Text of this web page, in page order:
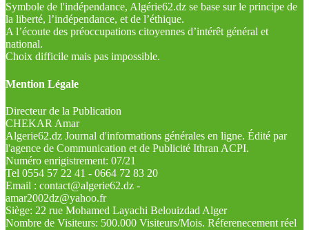
Symbole de l'indépendance, Algérie62.dz se base sur le principe de
la liberté, l’indépendance, et de l’éthique.
A l’écoute des préoccupations citoyennes d’intérêt général et
national.
Choix difficile mais pas impossible.
Mention Légale
Directeur de la Publication
CHEKAR Amar
Algerie62.dz Journal d'informations générales en ligne. Édité par
l'agence de Communication et de Publicité Ithran ACPI.
Numéro enrigistrement: 07/21
Tel 0554 57 22 41 - 0664 72 83 20
Email : contact@algerie62.dz -
amar2002dz@yahoo.fr
Siège: 22 rue Mohamed Layachi Belouizdad Alger
Nombre de Visiteurs: 500.000 Visiteurs/Mois. Réferenecement réel